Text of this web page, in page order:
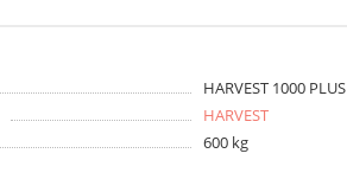
HARVEST 1000 PLUS
HARVEST
600 kg